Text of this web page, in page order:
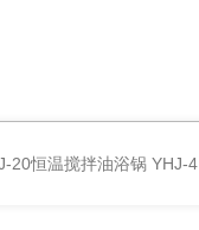
20恒温搅拌油浴锅 YHJ-